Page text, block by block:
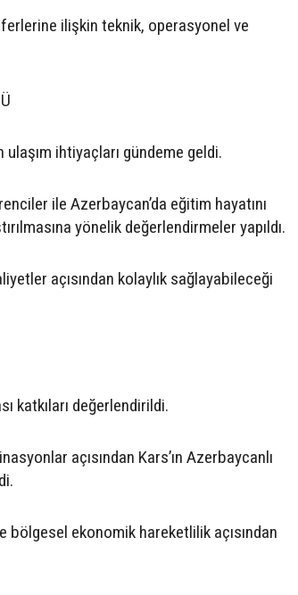
ilişkin teknik, operasyonel ve
ihtiyaçları gündeme geldi.
ile Azerbaycan’da eğitim hayatını
yönelik değerlendirmeler yapıldı.
açısından kolaylık sağlayabileceği
katkıları değerlendirildi.
açısından Kars’ın Azerbaycanlı
ekonomik hareketlilik açısından